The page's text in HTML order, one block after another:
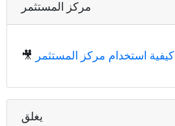
مركز المستثمر
🎥 كيفية استخدام مركز المستثمر
يغلق